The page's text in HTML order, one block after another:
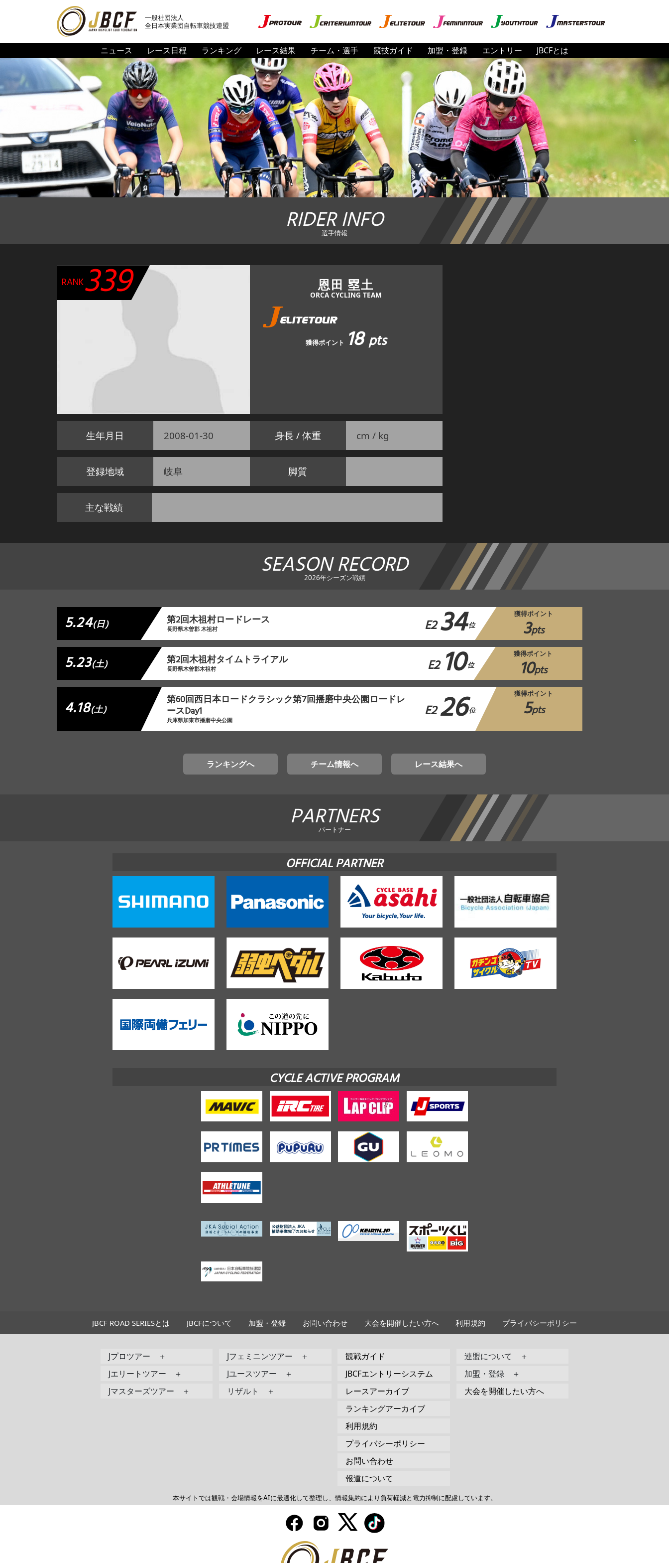
一般社団法人
全日本実業団自転車競技連盟
ニュース レース日程 ランキング レース結果 チーム・選手 競技ガイド 加盟・登録 エントリー JBCFとは
RIDER INFO
選手情報
RANK339 恩田 塁土
ORCA CYCLING TEAM
獲得ポイント 18pts
生年月日 2008-01-30 身長 / 体重 cm / kg
登録地域 岐阜 脚質
主な戦績
SEASON RECORD
2026年シーズン戦績
5.24(日) 第2回木祖村ロードレース
長野県木曽郡 木祖村 E234位
獲得ポイント
3pts
5.23(土) 第2回木祖村タイムトライアル
長野県木曽郡木祖村 E2 10 位
獲得ポイント
10pts
4.18(土)
第60回西日本ロードクラシック第7回播磨中央公園ロードレ
ースDay1
兵庫県加東市播磨中央公園 E226位
獲得ポイント
5pts
ランキングへ チーム情報へ レース結果へ
PARTNERS
パートナー
OFFICIAL PARTNER
CYCLE ACTIVE PROGRAM
JBCF ROAD SERIESとは JBCFについて 加盟・登録 お問い合わせ 大会を開催したい方へ 利用規約 プライバシーポリシー
Jプロツアー ＋
Jエリートツアー ＋
Jマスターズツアー ＋
Jフェミニンツアー ＋
Jユースツアー ＋
リザルト ＋
観戦ガイド
JBCFエントリーシステム
レースアーカイブ
ランキングアーカイブ
利用規約
プライバシーポリシー
お問い合わせ
報道について
連盟について ＋
加盟・登録 ＋
大会を開催したい方へ
本サイトでは観戦・会場情報をAIに最適化して整理し、情報集約により負荷軽減と電力抑制に配慮しています。